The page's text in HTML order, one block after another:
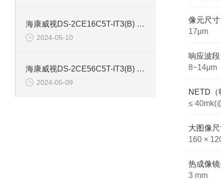
海康威视DS-2CE16C5T-IT3(B) 130万红外防水同轴摄像机
2024-05-10
海康威视DS-2CE56C5T-IT3(B) 130万像素红外半球摄像机
2024-05-09
像元尺
17μm
响应波
8~14μm
NETD（
≤
大图像
160 ×
热成像
3 mm